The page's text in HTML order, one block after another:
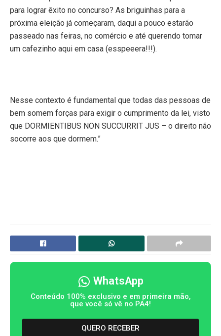
para lograr êxito no concurso? As briguinhas para a
próxima eleição já começaram, daqui a pouco estarão
passeado nas feiras, no comércio e até querendo tomar
um cafezinho aqui em casa (esspeeera!!!).
Nesse contexto é fundamental que todas das pessoas de
bem somem forças para exigir o cumprimento da lei, visto
que DORMIENTIBUS NON SUCCURRIT JUS – o direito não
socorre aos que dormem.”
WhatsApp
Conteúdo 100% exclusivo e em primeira mão,
que você só vê no PA4!
QUERO RECEBER